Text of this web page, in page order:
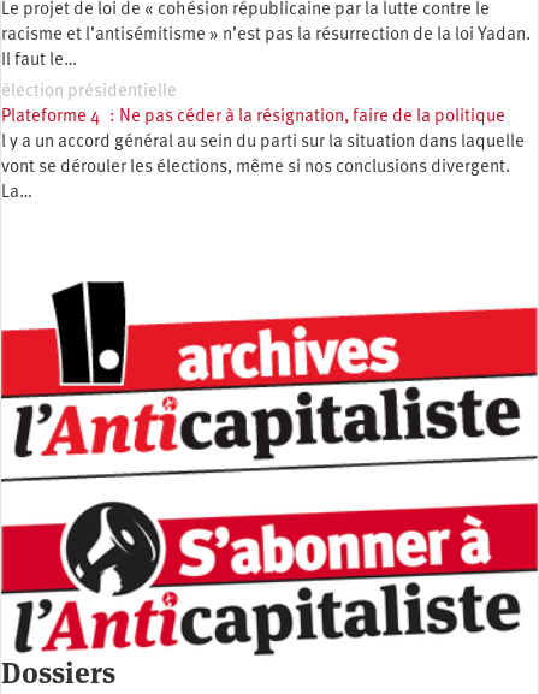
Le projet de loi de « cohésion républicaine par la lutte contre le
racisme et l’antisémitisme » n’est pas la résurrection de la loi Yadan.
Il faut le…
élection présidentielle
Plateforme 4 : Ne pas céder à la résignation, faire de la politique
l y a un accord général au sein du parti sur la situation dans laquelle
vont se dérouler les élections, même si nos conclusions divergent.
La…
Dossiers